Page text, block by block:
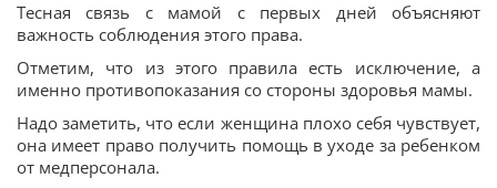
Тесная связь с мамой с первых дней объясняют
важность соблюдения этого права.
Отметим, что из этого правила есть исключение, а
именно противопоказания со стороны здоровья мамы.
Надо заметить, что если женщина плохо себя чувствует,
она имеет право получить помощь в уходе за ребенком
от медперсонала.